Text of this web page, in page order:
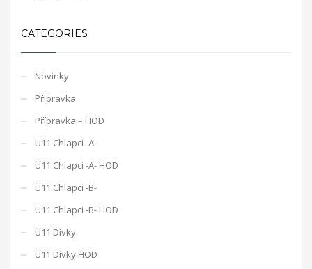
CATEGORIES
Novinky
Přípravka
Přípravka – HOD
U11 Chlapci -A-
U11 Chlapci -A- HOD
U11 Chlapci -B-
U11 Chlapci -B- HOD
U11 Dívky
U11 Dívky HOD